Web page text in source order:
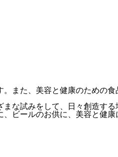
また、美容と健康のための
な試みをして、日々創造する
ビールのお供に、美容と